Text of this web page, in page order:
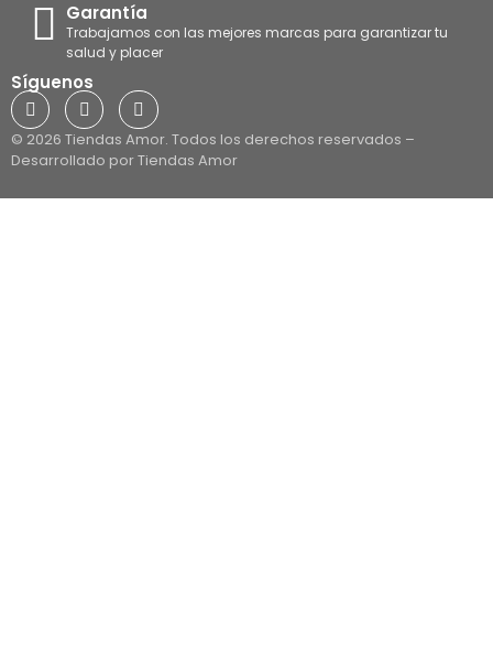
Garantía
Trabajamos con las mejores marcas para garantizar tu
salud y placer
Síguenos
© 2026 Tiendas Amor. Todos los derechos reservados –
Desarrollado por Tiendas Amor